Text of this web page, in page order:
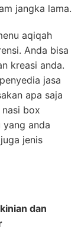
jangka lama.
aqiqah
Anda bisa
kreasi anda.
jasa
apa saja
box
yang anda
jenis
dan